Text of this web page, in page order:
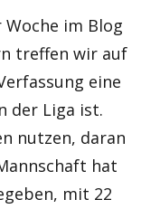
Woche im Blog
treffen wir auf
eine
der Liga ist.
nutzen, daran
hat
mit 22